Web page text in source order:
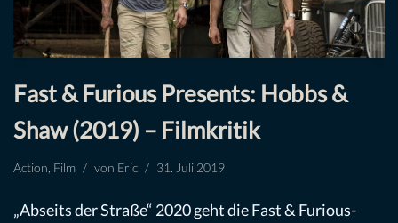
Fast & Furious Presents: Hobbs &
Shaw (2019) – Filmkritik
Action Film von Eric 31. Juli 2019
„Abseits der Straße“ 2020 geht die Fast & Furious-